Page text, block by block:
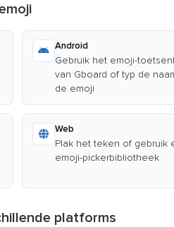
Android
Gebruik het emoji-
van Gboard of typ de
de emoji
Web
Plak het teken of gebruik
emoji-pickerbibliotheek
platforms